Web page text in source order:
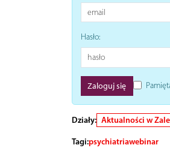
Hasło:
Działy: Aktualności w
Tagi:psychiatriawebinar